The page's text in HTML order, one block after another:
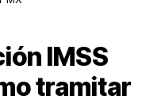
IMSS
tramitar